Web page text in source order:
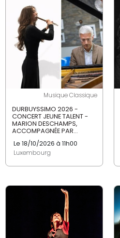
Musique Classique
DURBUYSSIMO 2026 -
CONCERT JEUNE TALENT -
MARION DESCHAMPS,
ACCOMPAGNÉE PAR...
Le 18/10/2026 à 11h00
Luxembourg